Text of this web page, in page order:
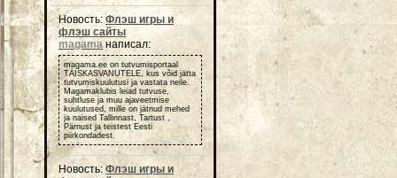
Новость: Флэш игры и
флэш сайты
magama написал:
magama.ee on tutvumisportaal
TÄISKASVANUTELE, kus võid jätta
tutvumiskuulutusi ja vastata neile.
Magamaklubis leiad tutvuse,
suhtluse ja muu ajaveetmise
kuulutused, mille on jätnud mehed
ja naised Tallinnast, Tartust ,
Pärnust ja teistest Eesti
piirkondadest.
Новость: Флэш игры и